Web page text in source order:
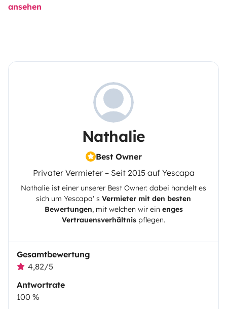
ansehen
Nathalie
Best Owner
Privater Vermieter – Seit 2015 auf Yescapa
Nathalie ist einer unserer Best Owner: dabei handelt es
sich um Yescapa' s Vermieter mit den besten
Bewertungen, mit welchen wir ein enges
Vertrauensverhältnis pflegen.
Gesamtbewertung
4,82/5
Antwortrate
100 %